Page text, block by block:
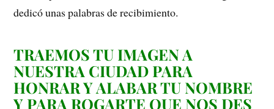
dedicó unas palabras de recibimiento.
TRAEMOS TU IMAGEN A
NUESTRA CIUDAD PARA
HONRAR Y ALABAR TU NOMBRE
Y PARA ROGARTE QUE NOS DES